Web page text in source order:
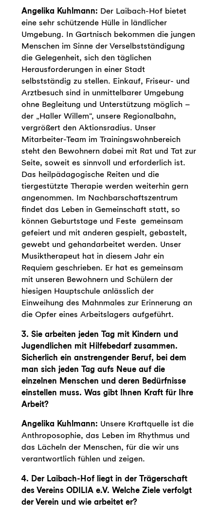
Angelika Kuhlmann: Der Laibach-Hof bietet
eine sehr schützende Hülle in ländlicher
Umgebung. In Gartnisch bekommen die jungen
Menschen im Sinne der Verselbstständigung
die Gelegenheit, sich den täglichen
Herausforderungen in einer Stadt
selbstständig zu stellen. Einkauf, Friseur- und
Arztbesuch sind in unmittelbarer Umgebung
ohne Begleitung und Unterstützung möglich –
der „Haller Willem“, unsere Regionalbahn,
vergrößert den Aktionsradius. Unser
Mitarbeiter-Team im Trainingswohnbereich
steht den Bewohnern dabei mit Rat und Tat zur
Seite, soweit es sinnvoll und erforderlich ist.
Das heilpädagogische Reiten und die
tiergestützte Therapie werden weiterhin gern
angenommen. Im Nachbarschaftszentrum
findet das Leben in Gemeinschaft statt, so
können Geburtstage und Feste gemeinsam
gefeiert und mit anderen gespielt, gebastelt,
gewebt und gehandarbeitet werden. Unser
Musiktherapeut hat in diesem Jahr ein
Requiem geschrieben. Er hat es gemeinsam
mit unseren Bewohnern und Schülern der
hiesigen Hauptschule anlässlich der
Einweihung des Mahnmales zur Erinnerung an
die Opfer eines Arbeitslagers aufgeführt.
3. Sie arbeiten jeden Tag mit Kindern und
Jugendlichen mit Hilfebedarf zusammen.
Sicherlich ein anstrengender Beruf, bei dem
man sich jeden Tag aufs Neue auf die
einzelnen Menschen und deren Bedürfnisse
einstellen muss. Was gibt Ihnen Kraft für Ihre
Arbeit?
Angelika Kuhlmann: Unsere Kraftquelle ist die
Anthroposophie, das Leben im Rhythmus und
das Lächeln der Menschen, für die wir uns
verantwortlich fühlen und zeigen.
4. Der Laibach-Hof liegt in der Trägerschaft
des Vereins ODILIA e.V. Welche Ziele verfolgt
der Verein und wie arbeitet er?